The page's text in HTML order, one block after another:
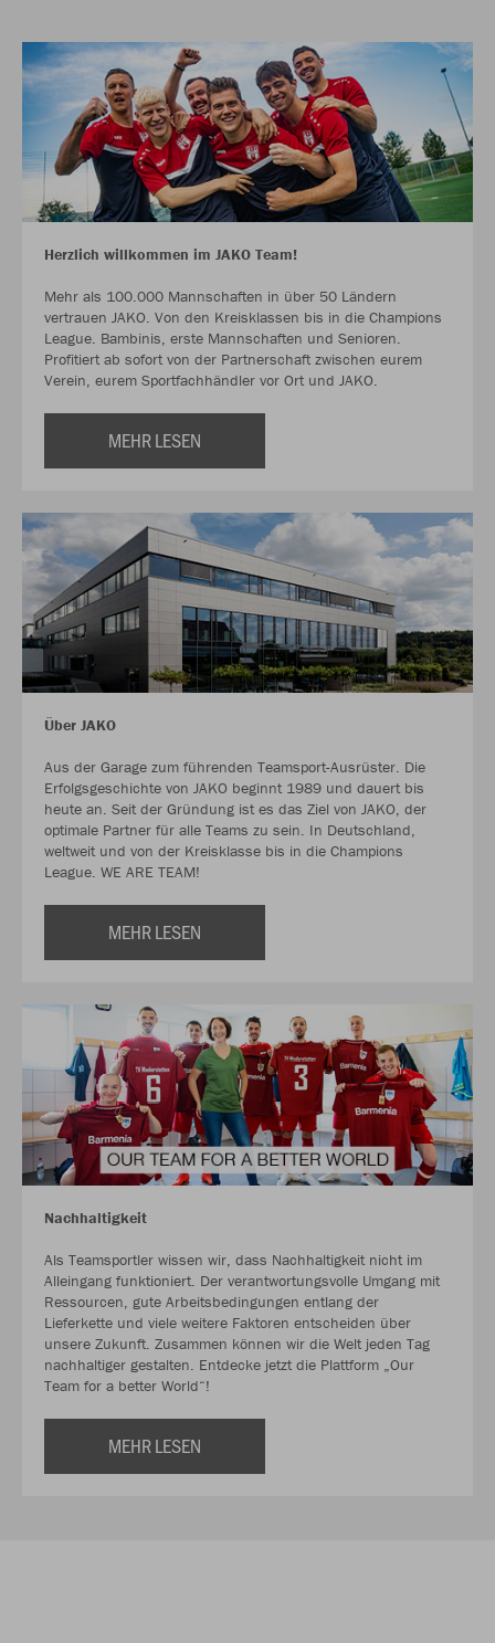
Herzlich willkommen im JAKO Team!
Mehr als 100.000 Mannschaften in über 50 Ländern
vertrauen JAKO. Von den Kreisklassen bis in die Champions
League. Bambinis, erste Mannschaften und Senioren.
Profitiert ab sofort von der Partnerschaft zwischen eurem
Verein, eurem Sportfachhändler vor Ort und JAKO.
MEHR LESEN
Über JAKO
Aus der Garage zum führenden Teamsport-Ausrüster. Die
Erfolgsgeschichte von JAKO beginnt 1989 und dauert bis
heute an. Seit der Gründung ist es das Ziel von JAKO, der
optimale Partner für alle Teams zu sein. In Deutschland,
weltweit und von der Kreisklasse bis in die Champions
League. WE ARE TEAM!
MEHR LESEN
Nachhaltigkeit
Als Teamsportler wissen wir, dass Nachhaltigkeit nicht im
Alleingang funktioniert. Der verantwortungsvolle Umgang mit
Ressourcen, gute Arbeitsbedingungen entlang der
Lieferkette und viele weitere Faktoren entscheiden über
unsere Zukunft. Zusammen können wir die Welt jeden Tag
nachhaltiger gestalten. Entdecke jetzt die Plattform „Our
Team for a better World“!
MEHR LESEN